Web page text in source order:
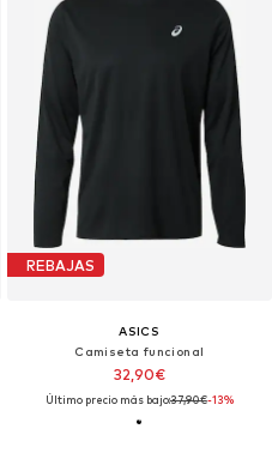
REBAJAS
ASICS
Camiseta funcional
32,90€
Último precio más bajo:37,90€-13%